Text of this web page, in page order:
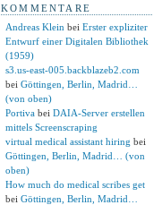
KOMMENTARE
Andreas Klein bei Erster expliziter
Entwurf einer Digitalen Bibliothek
(1959)
s3.us-east-005.backblazeb2.com
bei Göttingen, Berlin, Madrid…
(von oben)
Portiva bei DAIA-Server erstellen
mittels Screenscraping
virtual medical assistant hiring bei
Göttingen, Berlin, Madrid… (von
oben)
How much do medical scribes get
bei Göttingen, Berlin, Madrid…